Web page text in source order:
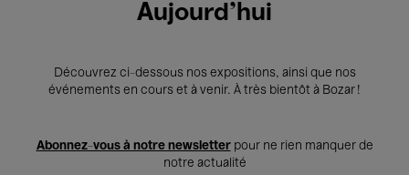
Aujourd'hui
Découvrez ci-dessous nos expositions, ainsi que nos
événements en cours et à venir. À très bientôt à Bozar !
Abonnez-vous à notre newsletterpour ne rien manquer de
notre actualité